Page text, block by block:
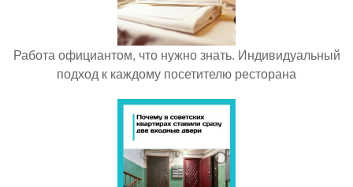
Работа официантом, что нужно знать. Индивидуальный
подход к каждому посетителю ресторана